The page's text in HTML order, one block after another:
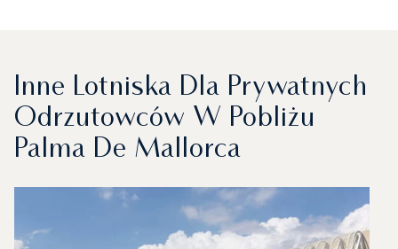
Inne Lotniska Dla Prywatnych
Odrzutowców W Pobliżu
Palma De Mallorca